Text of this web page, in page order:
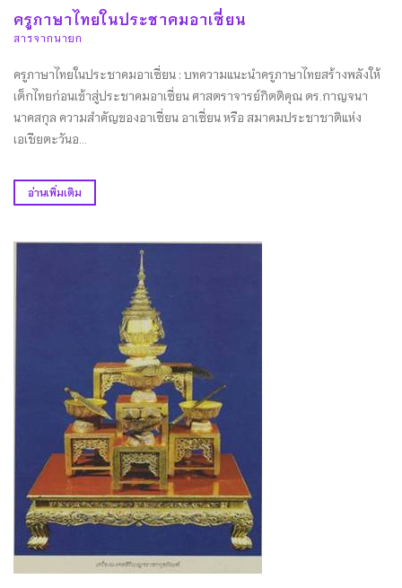
ครูภาษาไทยในประชาคมอาเซี่ยน
สารจากนายก
ครูภาษาไทยในประชาคมอาเซี่ยน : บทความแนะนำครูภาษาไทยสร้างพลังให้
เด็กไทยก่อนเข้าสู่ประชาคมอาเซี่ยน ศาสตราจารย์กิตติคุณ ดร.กาญจนา
นาคสกุล ความสำคัญของอาเซี่ยน อาเซี่ยน หรือ สมาคมประชาชาติแห่ง
เอเชียตะวันอ...
อ่านเพิ่มเติม